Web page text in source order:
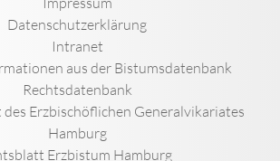
Datenschutzerklärung
Intranet
aus der Bistumsdatenbank
Rechtsdatenbank
Erzbischöflichen Generalvikariates
Hamburg
Erzbistum Hamburg